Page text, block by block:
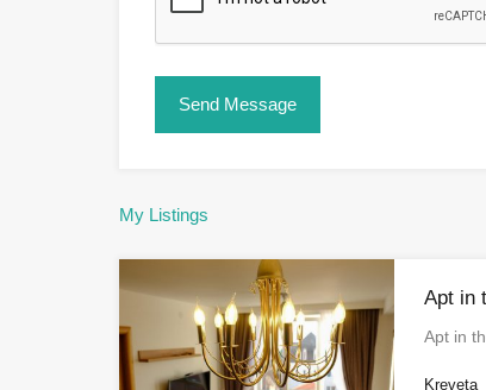
My Listings
Apt in
Apt in
Kreveta